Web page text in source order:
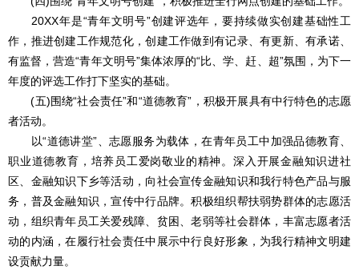
20XX年是“青年文明号”创建评选年，要持续做实创建基础性工
作，推进创建工作规范化，创建工作做到有记录、有更新、有承诺、
有监督，营造“青年文明号”集体浓厚的“比、学、赶、超”氛围，为下一
年度的评选工作打下坚实的基础。
(五)围绕“社会责任”和“道德教育”，积极开展具有中行特色的志愿
者活动。
以“道德讲堂”、志愿服务为载体，在青年员工中加强品德教育、
职业道德教育，培养员工爱岗敬业的精神。深入开展金融知识进社
区、金融知识下乡等活动，向社会宣传金融知识和我行特色产品与服
务，普及金融知识，宣传中行品牌。积极组织帮扶弱势群体的志愿活
动，组织青年员工关爱残障、贫困、老弱等社会群体，丰富志愿者活
动的内涵，在履行社会责任中展示中行良好形象，为我行精神文明建
设贡献力量。